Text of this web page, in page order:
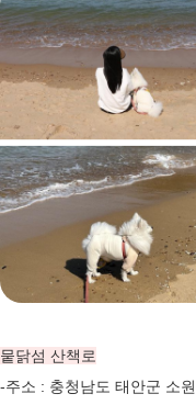
뭍닭섬 산책로
-주소 : 충청남도 태안군 소